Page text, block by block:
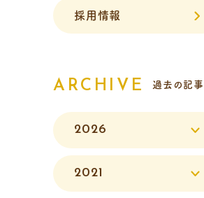
採用情報
ARCHIVE 過去の記事
2026
2021